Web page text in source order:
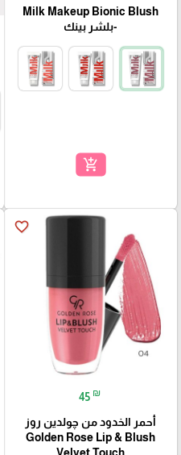
Milk Makeup Bionic Blush
-بلشر بينك
add_shopping_cart
favorite_border
45 ₪
أحمر الخدود من چولدين روز
Golden Rose Lip & Blush
Velvet Touch